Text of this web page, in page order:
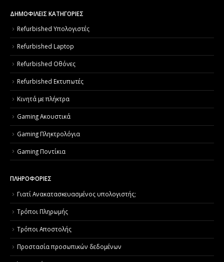
ΔΗΜΟΦΙΛΕΙΣ ΚΑΤΗΓΟΡΙΕΣ
Refurbished Υπολογιστές
Refurbished Laptop
Refurbished Οθόνες
Refurbished Εκτυπωτές
Κινητά με πλήκτρα
Gaming Ακουστικά
Gaming Πληκτρολόγια
Gaming Ποντίκια
ΠΛΗΡΟΦΟΡΙΕΣ
Γιατί Aνακατασκευασμένος υπολογιστής;
Τρόποι Πληρωμής
Τρόποι Αποστολής
Προστασία προσωπικών δεδομένων